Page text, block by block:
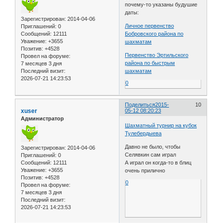
Зарегистрирован: 2014-04-06
Приглашений: 0
Сообщений: 12111
Уважение: +3655
Позитив: +4528
Провел на форуме:
7 месяцев 3 дня
Последний визит:
2026-07-21 14:23:53
почему-то указаны будушие
даты:
Личное первенство
Бобровского района по
шахматам
Первенство Эртильского
района по быстрым
шахматам
0
Поделиться 10
2015-
05-12 08:20:23
xuser
Администратор
Зарегистрирован: 2014-04-06
Приглашений: 0
Сообщений: 12111
Уважение: +3655
Позитив: +4528
Провел на форуме:
7 месяцев 3 дня
Последний визит:
2026-07-21 14:23:53
Шахматный турнир на кубок
Тулебердыева
Давно не было, чтобы
Селявкин сам играл
А играл он когда-то в блиц
очень прилично
0